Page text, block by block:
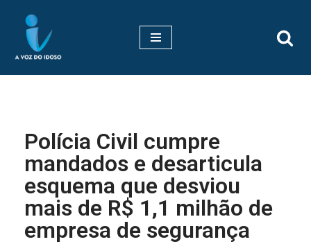
Pular
para
Polícia Civil cumpre
mandados e desarticula
esquema que desviou
mais de R$ 1,1 milhão de
empresa de segurança